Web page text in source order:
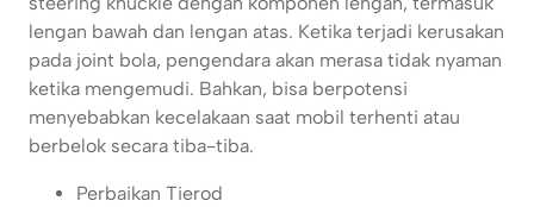
lengan bawah dan lengan atas. Ketika terjadi kerusakan
pada joint bola, pengendara akan merasa tidak nyaman
ketika mengemudi. Bahkan, bisa berpotensi
menyebabkan kecelakaan saat mobil terhenti atau
berbelok secara tiba-tiba.
Perbaikan Tierod